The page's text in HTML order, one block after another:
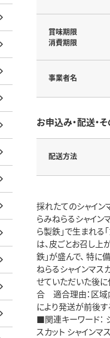
賞味期限
消費期限
事業者名
お申込み・配送・
配送方法
採れたてのシャイン
らみねらるシャイン
ら製鉄」で生まれる
は、皮ごとお召し上
鉄」が盛んで、 特
ねらるシャインマス
せていただいた後に
合 適合理由：区域
により発送が前後す
■関連キーワード：
スカット シャインマ